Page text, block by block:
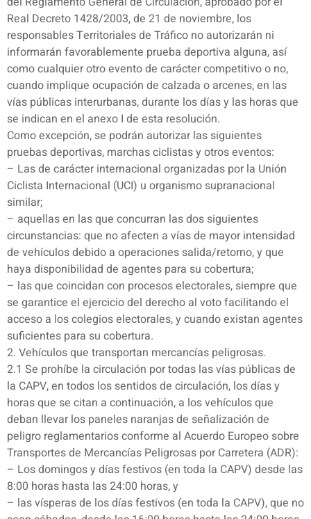
Real Decreto 1428/2003, de 21 de noviembre, los
responsables Territoriales de Tráfico no autorizarán ni
informarán favorablemente prueba deportiva alguna, así
como cualquier otro evento de carácter competitivo o no,
cuando implique ocupación de calzada o arcenes, en las
vías públicas interurbanas, durante los días y las horas que
se indican en el anexo I de esta resolución.
Como excepción, se podrán autorizar las siguientes
pruebas deportivas, marchas ciclistas y otros eventos:
– Las de carácter internacional organizadas por la Unión
Ciclista Internacional (UCI) u organismo supranacional
similar;
– aquellas en las que concurran las dos siguientes
circunstancias: que no afecten a vías de mayor intensidad
de vehículos debido a operaciones salida/retorno, y que
haya disponibilidad de agentes para su cobertura;
– las que coincidan con procesos electorales, siempre que
se garantice el ejercicio del derecho al voto facilitando el
acceso a los colegios electorales, y cuando existan agentes
suficientes para su cobertura.
2. Vehículos que transportan mercancías peligrosas.
2.1 Se prohíbe la circulación por todas las vías públicas de
la CAPV, en todos los sentidos de circulación, los días y
horas que se citan a continuación, a los vehículos que
deban llevar los paneles naranjas de señalización de
peligro reglamentarios conforme al Acuerdo Europeo sobre
Transportes de Mercancías Peligrosas por Carretera (ADR):
– Los domingos y días festivos (en toda la CAPV) desde las
8:00 horas hasta las 24:00 horas, y
– las vísperas de los días festivos (en toda la CAPV), que no